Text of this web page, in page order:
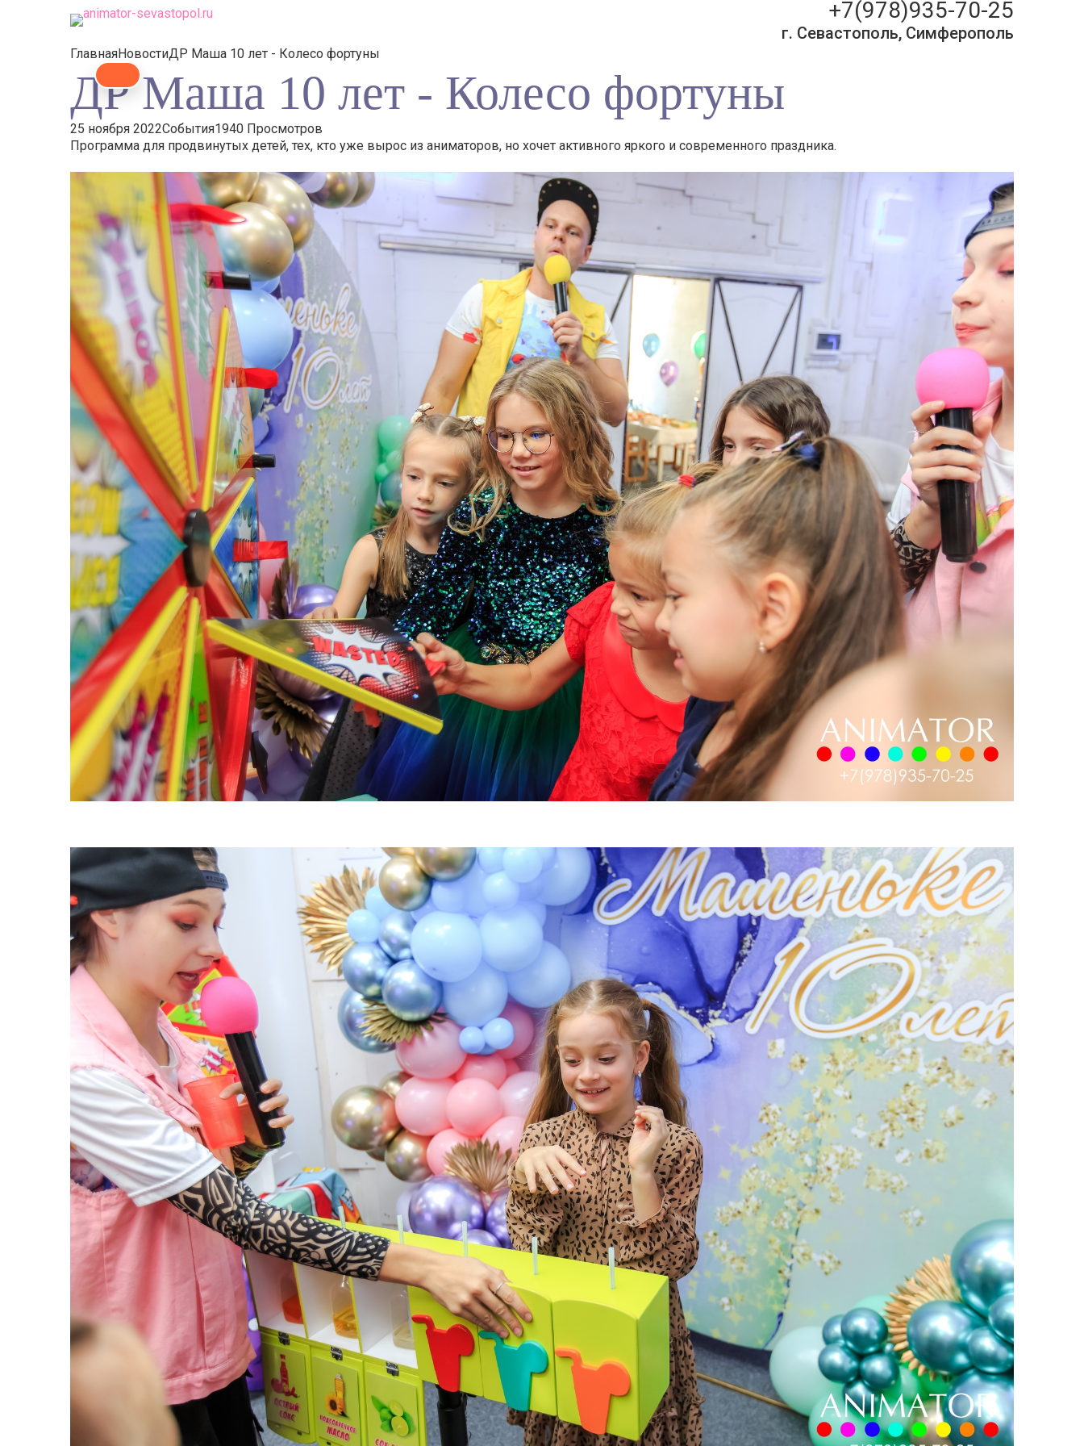
+7(978)935-70-25
г. Севастополь, Симферополь
ГлавнаяНовостиДР Маша 10 лет - Колесо фортуны
ДР Маша 10 лет - Колесо фортуны
25 ноября 2022События1940 Просмотров
Программа для продвинутых детей, тех, кто уже вырос из аниматоров, но хочет активного яркого и современного праздника.